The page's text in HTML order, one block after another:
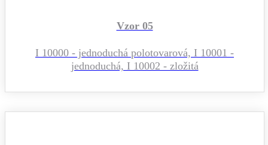
Vzor 05
I 10000 - jednoduchá polotovarová, I 10001 -
jednoduchá, I 10002 - zložitá